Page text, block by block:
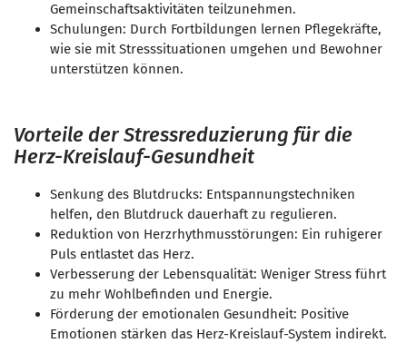
Gemeinschaftsaktivitäten teilzunehmen.
Schulungen: Durch Fortbildungen lernen Pflegekräfte,
wie sie mit Stresssituationen umgehen und Bewohner
unterstützen können.
Vorteile der Stressreduzierung für die
Herz-Kreislauf-Gesundheit
Senkung des Blutdrucks: Entspannungstechniken
helfen, den Blutdruck dauerhaft zu regulieren.
Reduktion von Herzrhythmusstörungen: Ein ruhigerer
Puls entlastet das Herz.
Verbesserung der Lebensqualität: Weniger Stress führt
zu mehr Wohlbefinden und Energie.
Förderung der emotionalen Gesundheit: Positive
Emotionen stärken das Herz-Kreislauf-System indirekt.